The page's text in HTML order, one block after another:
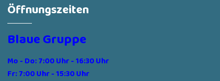
Öffnungszeiten
Blaue Gruppe
Mo - Do: 7:00 Uhr - 16:30 Uhr
Fr: 7:00 Uhr - 15:30 Uhr